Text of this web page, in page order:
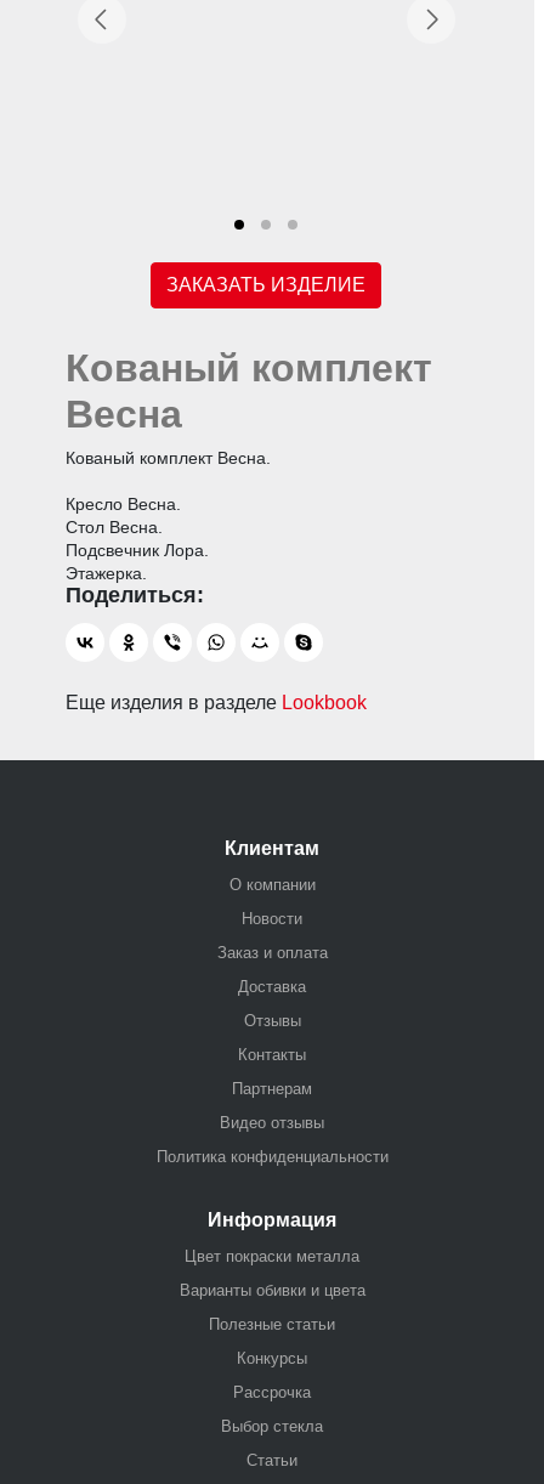
ЗАКАЗАТЬ ИЗДЕЛИЕ
Кованый комплект
Весна
Кованый комплект Весна.
Кресло Весна.
Стол Весна.
Подсвечник Лора.
Этажерка.
Еще изделия в разделе Lookbook
Клиентам
О компании
Новости
Заказ и оплата
Доставка
Отзывы
Контакты
Партнерам
Видео отзывы
Политика конфиденциальности
Информация
Цвет покраски металла
Варианты обивки и цвета
Полезные статьи
Конкурсы
Рассрочка
Выбор стекла
Статьи